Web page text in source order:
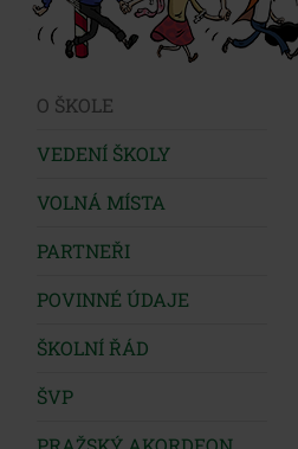
O ŠKOLE
VEDENÍ ŠKOLY
VOLNÁ MÍSTA
PARTNEŘI
POVINNÉ ÚDAJE
ŠKOLNÍ ŘÁD
ŠVP